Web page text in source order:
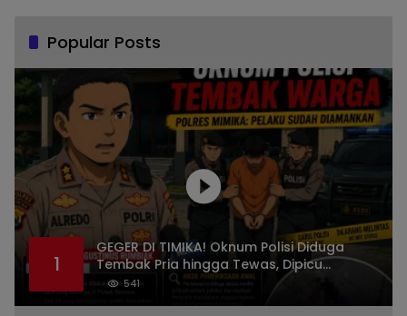
Popular Posts
1
GEGER DI TIMIKA! Oknum Polisi Diduga
Tembak Pria hingga Tewas, Dipicu
Dugaan Persoalan Rumah Tangga
541